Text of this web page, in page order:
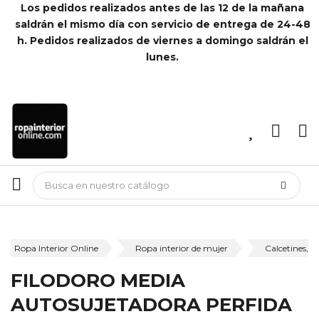
Los pedidos realizados antes de las 12 de la mañana
saldrán el mismo día con servicio de entrega de 24-48
h. Pedidos realizados de viernes a domingo saldrán el
lunes.
Ropa Interior Online Ropa interior de mujer Calcetines,
FILODORO MEDIA
AUTOSUJETADORA PERFIDA